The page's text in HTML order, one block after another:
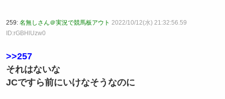
259: 名無しさん＠実況で競馬板アウト 2022/10/12(水) 21:32:56.59
ID:rGBHlUzw0
>>257
それはないな
JCですら前にいけなそうなのに